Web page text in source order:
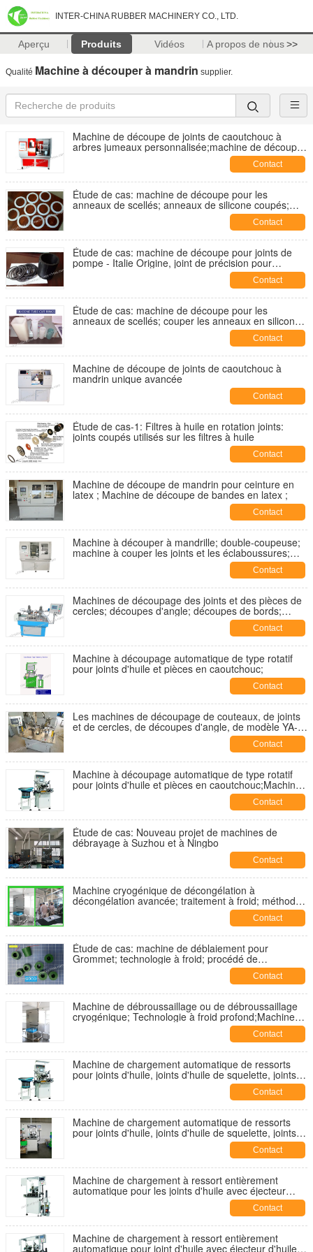
INTER-CHINA RUBBER MACHINERY CO., LTD.
Aperçu Produits Vidéos A propos de nous>>
Qualité Machine à découper à mandrin supplier.
Machine de découpe de joints de caoutchouc à
arbres jumeaux personnalisée;machine de découpe
à machine à laver;équiomente de coupe de siège de
Contact
Étude de cas: machine de découpe pour les
anneaux de scellés; anneaux de silicone coupés;
Contact
Étude de cas: machine de découpe pour joints de
pompe - Italie Origine, joint de précision pour
Contact
Étude de cas: machine de découpe pour les
anneaux de scellés; couper les anneaux en silicone;
couper les joints et les laveuses en silicone;Contact
Machine de découpe de joints de caoutchouc à
mandrin unique avancée
Contact
Étude de cas-1: Filtres à huile en rotation joints:
joints coupés utilisés sur les filtres à huile
Contact
Machine de découpe de mandrin pour ceinture en
latex ; Machine de découpe de bandes en latex ;
Contact
Machine à découper à mandrille; double-coupeuse;
machine à couper les joints et les éclaboussures;
coupeuse de joints; coupeuse de joints; Contact
Machines de découpage des joints et des pièces de
cercles; découpes d'angle; découpes de bords;
découpes flash; modèle YA-MM-200A Contact
Machine à découpage automatique de type rotatif
pour joints d'huile et pièces en caoutchouc;
Contact
Les machines de découpage de couteaux, de joints
et de cercles, de découpes d'angle, de modèle YA-
Contact
Machine à découpage automatique de type rotatif
pour joints d'huile et pièces en caoutchouc;Machine
Contact
Étude de cas: Nouveau projet de machines de
débrayage à Suzhou et à Ningbo
Contact
Machine cryogénique de décongélation à
décongélation avancée; traitement à froid; méthode
Contact
Étude de cas: machine de déblaiement pour
Grommet; technologie à froid; procédé de
refroidissement; traitement cryogénique; équipement
Contact
Machine de débroussaillage ou de débroussaillage
cryogénique; Technologie à froid profond;Machine
de débroussaillage à l'azote;Machine de Contact
Machine de chargement automatique de ressorts
pour joints d'huile, joints d'huile de squelette, joints
d'huile hydrauliques, pour CFW.LYO.CHR.PHLE.
Contact
Machine de chargement automatique de ressorts
pour joints d'huile, joints d'huile de squelette, joints
d'huile hydrauliques, pour CFW.LYO.CHR.PHLE.
Contact
Machine de chargement à ressort entièrement
automatique pour les joints d'huile avec éjecteur
d'huile, machine d'alimentation à ressort pour les
Contact
Machine de chargement à ressort entièrement
automatique pour joint d'huile avec éjecteur d'huile